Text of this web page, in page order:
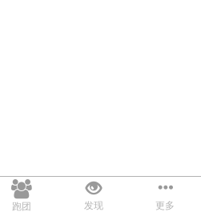
跑团 发现 更多